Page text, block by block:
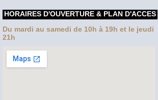
HORAIRES D'OUVERTURE & PLAN D'ACCES
Du mardi au samedi de 10h à 19h et le jeudi
21h